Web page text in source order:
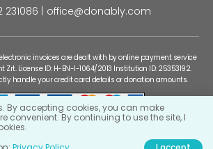
231086
office@donably.com
invoices are dealt with by online payment service
Zrt. License ID: H-EN-I-1064/2013 Institution ID: 25353192.
handle your credit card details or donation amounts.
By accepting cookies, you can make
convenient. By continuing to use the site, I